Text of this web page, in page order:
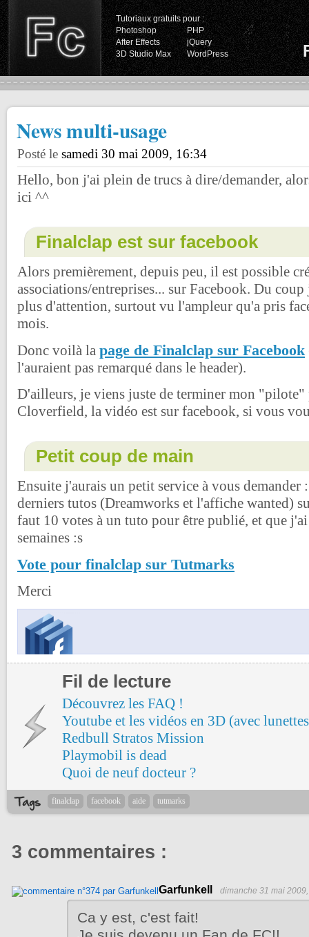
Tutoriaux gratuits pour :
Photoshop
PHP
After Effects
jQuery
3D Studio Max
WordPress
News multi-usage
Posté le samedi 30 mai 2009, 16:34
Hello, bon j'ai plein de trucs à dire/demander,
ici ^^
Finalclap est sur facebook
Alors premièrement, depuis peu, il est possible
associations/entreprises... sur Facebook. Du
plus d'attention, surtout vu l'ampleur qu'a pris
mois.
Donc voilà la page de Finalclap sur Facebook
l'auraient pas remarqué dans le header).
D'ailleurs, je viens juste de terminer mon
Cloverfield, la vidéo est sur facebook, si vous
Petit coup de main
Ensuite j'aurais un petit service à vous demander
derniers tutos (Dreamworks et l'affiche wanted)
faut 10 votes à un tuto pour être publié, et que
semaines :s
Vote pour finalclap sur Tutmarks
Merci
Fil de lecture
Découvrez les FAQ !
Youtube et les vidéos en 3D (avec
Redbull Stratos Mission
Playmobil is dead
Quoi de neuf docteur ?
finalclap facebook aide tutmarks
3 commentaires :
Garfunkell dimanche 31 mai
Ca y est, c'est fait!